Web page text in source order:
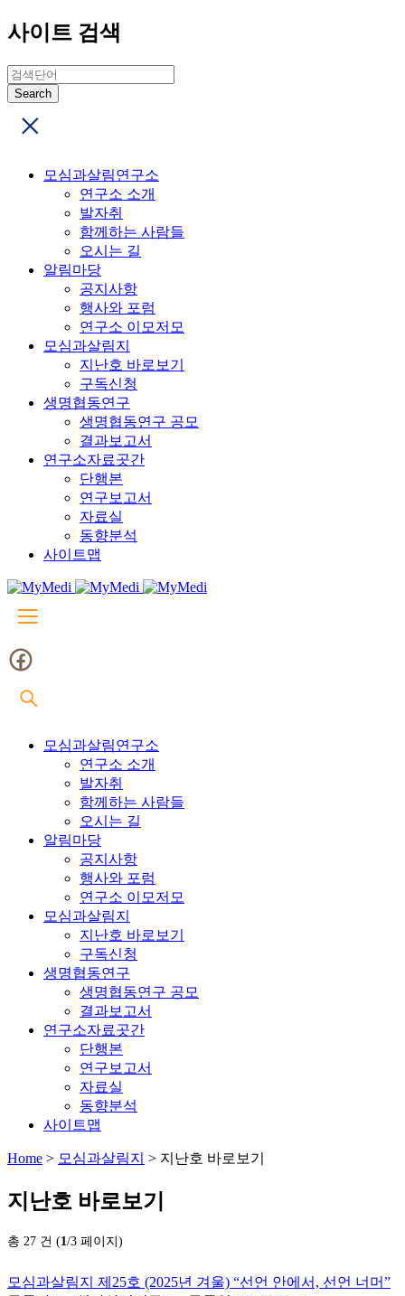
사이트 검색
모심과살림연구소
연구소 소개
발자취
함께하는 사람들
오시는 길
알림마당
공지사항
행사와 포럼
연구소 이모저모
모심과살림지
지난호 바로보기
구독신청
생명협동연구
생명협동연구 공모
결과보고서
연구소자료곳간
단행본
연구보고서
자료실
동향분석
사이트맵
모심과살림연구소
연구소 소개
발자취
함께하는 사람들
오시는 길
알림마당
공지사항
행사와 포럼
연구소 이모저모
모심과살림지
지난호 바로보기
구독신청
생명협동연구
생명협동연구 공모
결과보고서
연구소자료곳간
단행본
연구보고서
자료실
동향분석
사이트맵
Home > 모심과살림지 > 지난호 바로보기
지난호 바로보기
총 27 건 (1/3 페이지)
모심과살림지 제25호 (2025년 겨울) “선언 안에서, 선언 너머”